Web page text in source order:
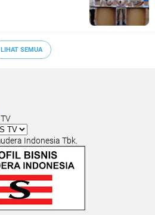
LIHAT SEMUA
Indonesia Tbk.